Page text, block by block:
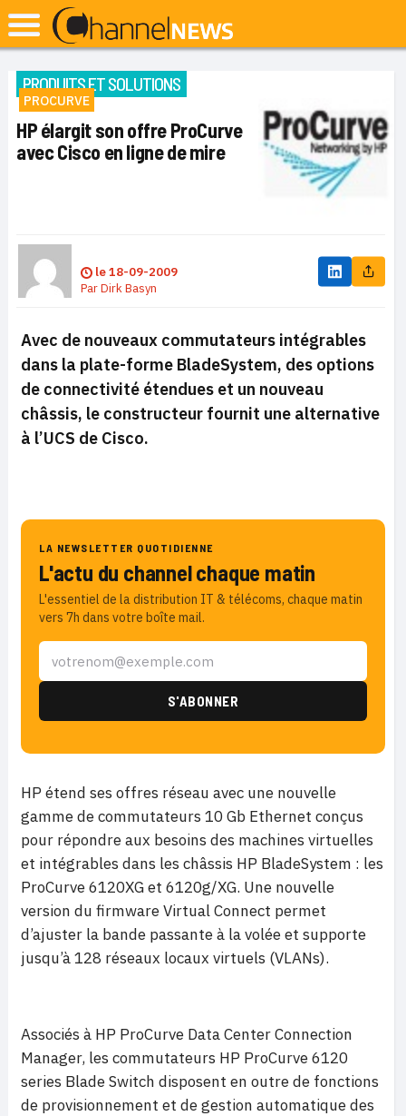
PRODUITS ET SOLUTIONS
PROCURVE
HP élargit son offre ProCurve
avec Cisco en ligne de mire
le18-09-2009
ParDirk Basyn
Avec de nouveaux commutateurs intégrables
dans la plate-forme BladeSystem, des options
de connectivité étendues et un nouveau
châssis, le constructeur fournit une alternative
à l’UCS de Cisco.
LA NEWSLETTER QUOTIDIENNE
L'actu du channel chaque matin
L'essentiel de la distribution IT & télécoms, chaque matin
vers 7h dans votre boîte mail.
HP étend ses offres réseau avec une nouvelle
gamme de commutateurs 10 Gb Ethernet conçus
pour répondre aux besoins des machines virtuelles
et intégrables dans les châssis HP BladeSystem : les
ProCurve 6120XG et 6120g/XG. Une nouvelle
version du firmware Virtual Connect permet
d’ajuster la bande passante à la volée et supporte
jusqu’à 128 réseaux locaux virtuels (VLANs).
Associés à HP ProCurve Data Center Connection
Manager, les commutateurs HP ProCurve 6120
series Blade Switch disposent en outre de fonctions
de provisionnement et de gestion automatique des